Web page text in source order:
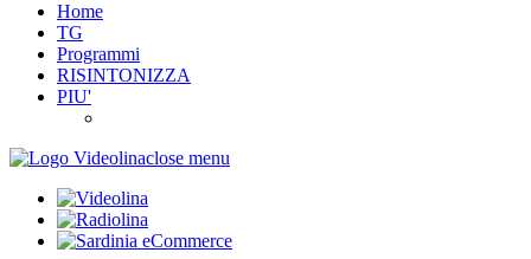
Home
TG
Programmi
RISINTONIZZA
PIU'
close menu